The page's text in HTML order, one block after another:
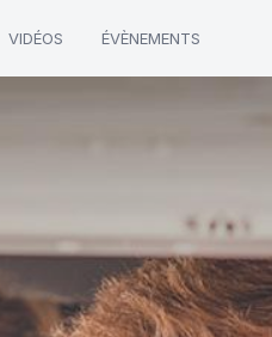
VIDÉOS ÉVÈNEMENTS